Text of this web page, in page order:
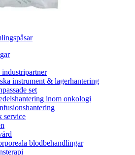
instrument & lagerhantering
set
inom onkologi
service
blodbehandlingar